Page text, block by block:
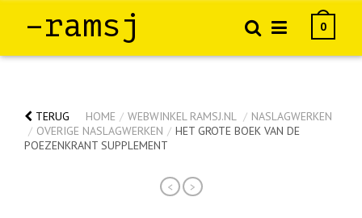
–ramsj 0
TERUG HOME / WEBWINKEL RAMSJ.NL / NASLAGWERKEN
/ OVERIGE NASLAGWERKEN / HET GROTE BOEK VAN DE
POEZENKRANT SUPPLEMENT
< >